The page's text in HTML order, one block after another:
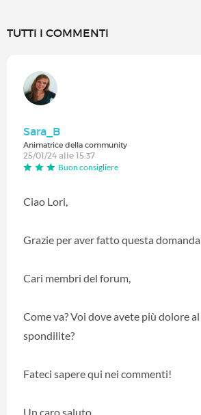
TUTTI I COMMENTI
Sara_B
Animatrice della community
25/01/24 alle 15:37
Buon consigliere
Ciao Lori,
Grazie per aver fatto questa
Cari membri del forum,
Come va? Voi dove avete più dolore
spondilite?
Fateci sapere qui nei commenti!
Un caro saluto